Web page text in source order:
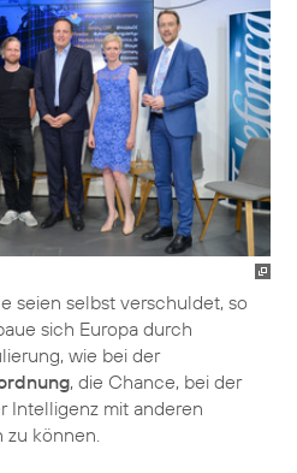
seien selbst verschuldet, so
sich Europa durch
wie bei der
, die Chance, bei der
Intelligenz mit anderen
können.